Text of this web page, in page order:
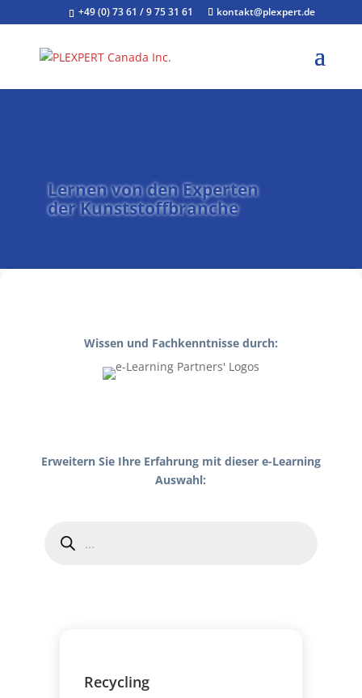
+49 (0) 73 61 / 9 75 31 61 kontakt@plexpert.de
Lernen von den Experten
der Kunststoffbranche
Wissen und Fachkenntnisse durch:
Erweitern Sie Ihre Erfahrung mit dieser e-Learning
Auswahl:
Recycling